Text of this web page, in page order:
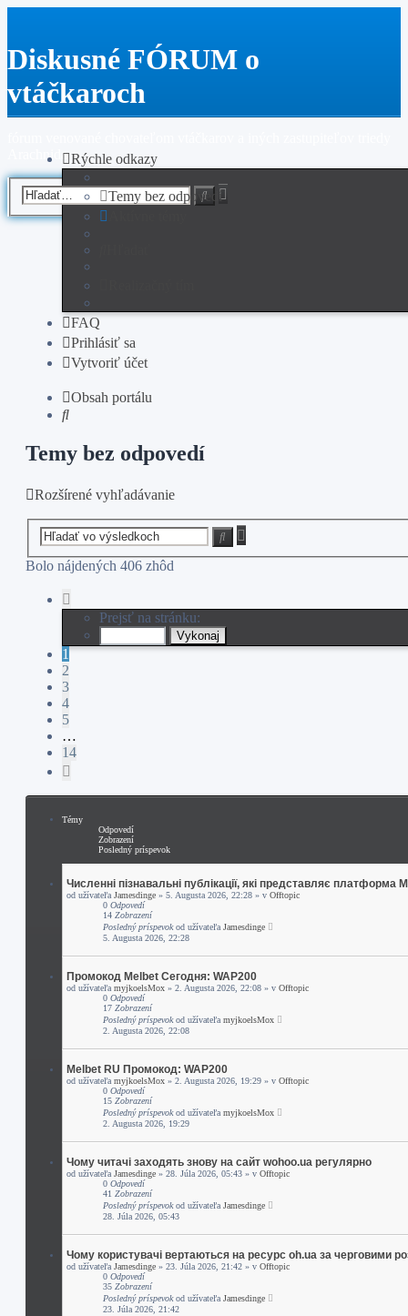
Diskusné FÓRUM o
vtáčkaroch
Arachnida
Hľadať
Rýchle odkazy
Temy bez odpovedí
FAQ
Prihlásiť sa
Vytvoriť účet
Obsah portálu
Hľadať
Temy bez odpovedí
Rozšírené vyhľadávanie
vyhľadávanie
Bolo nájdených 406 zhôd
1
14
Prejsť na stránku:
1
2
3
4
5
…
14
Témy
Odpovedí
Zobrazení
Posledný príspevok
Численні пізнавальні публікації, які представляє платформа
od užívateľa Jamesdinge » 5. Augusta 2026, 22:28 » v Offtopic
0 Odpovedí
14 Zobrazení
Posledný príspevokod užívateľa Jamesdinge
5. Augusta 2026, 22:28
Промокод Melbet Сегодня: WAP200
od užívateľa myjkoelsMox » 2. Augusta 2026, 22:08 » v Offtopic
0 Odpovedí
17 Zobrazení
Posledný príspevokod užívateľa myjkoelsMox
2. Augusta 2026, 22:08
Melbet RU Промокод: WAP200
od užívateľa myjkoelsMox » 2. Augusta 2026, 19:29 » v Offtopic
0 Odpovedí
15 Zobrazení
Posledný príspevokod užívateľa myjkoelsMox
2. Augusta 2026, 19:29
Чому читачі заходять знову на сайт wohoo.ua регулярно
od užívateľa Jamesdinge » 28. Júla 2026, 05:43 » v Offtopic
0 Odpovedí
41 Zobrazení
Posledný príspevokod užívateľa Jamesdinge
28. Júla 2026, 05:43
Чому користувачі вертаються на ресурс oh.ua за черговими
od užívateľa Jamesdinge » 23. Júla 2026, 21:42 » v Offtopic
0 Odpovedí
35 Zobrazení
Posledný príspevokod užívateľa Jamesdinge
23. Júla 2026, 21:42